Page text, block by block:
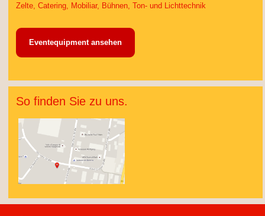
Zelte, Catering, Mobiliar, Bühnen, Ton- und Lichttechnik
Eventequipment ansehen
So finden Sie zu uns.